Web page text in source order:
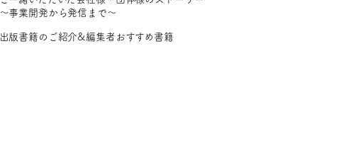
〜事業開発から発信まで〜
出版書籍のご紹介&編集者おすすめ書籍